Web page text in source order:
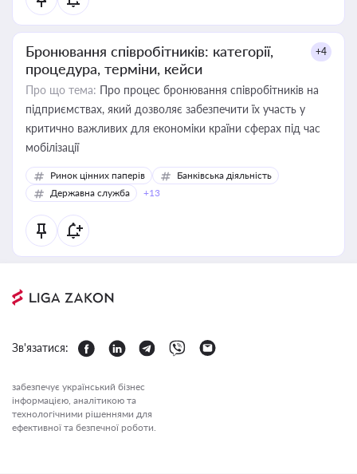
Бронювання співробітників: категорії,
процедура, терміни, кейси
+4
Про що тема: Про процес бронювання співробітників на
підприємствах, який дозволяє забезпечити їх участь у
критично важливих для економіки країни сферах під час
мобілізації
Ринок цінних паперів
Банківська діяльність
Державна служба
+13
Зв'язатися:
забезпечує український бізнес
інформацією, аналітикою та
технологічними рішеннями для
ефективної та безпечної роботи.